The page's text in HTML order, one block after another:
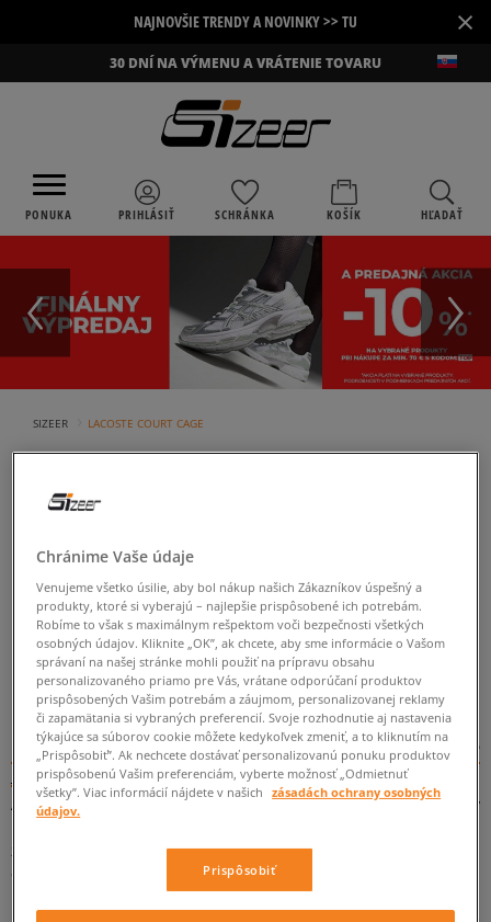
NAJNOVŠIE TRENDY A NOVINKY >> TU ×
30 DNÍ NA VÝMENU A VRÁTENIE TOVARU
PONUKA PRIHLÁSIŤ SCHRÁNKA KOŠÍK HĽADAŤ
SIZEER LACOSTE COURT CAGE
SKÚSTE POUŽIŤ MENŠÍ POČET FILTROV
(ODSTRÁŇTE MENEJ DÔLEŽITÉ).
SPÄŤ
Rafinovaný look nielen na sviatočné príležitosti? Spoznajte
jednu z najnovších ponúk od značky Lacoste
Ak ste už niekedy počuli prehlásenie "Oblečieš si už niekedy
zamysleli, uvedomili ste si, že vo vašom šatníku naozaj chýbajú
elegantnejšie tenisky, je dosť možné, že dnes sa to zmení. S
myšlienkou na všetkých mužov, ktorí hľadajú obuv spájajúcu
Chránime Vaše údaje
Venujeme všetko úsilie, aby bol nákup našich Zákazníkov úspešný a
produkty, ktoré si vyberajú – najlepšie prispôsobené ich potrebám.
Robíme to však s maximálnym rešpektom voči bezpečnosti všetkých
osobných údajov. Kliknite „OK”, ak chcete, aby sme informácie o Vašom
správaní na našej stránke mohli použiť na prípravu obsahu
personalizovaného priamo pre Vás, vrátane odporúčaní produktov
prispôsobených Vašim potrebám a záujmom, personalizovanej reklamy
či zapamätania si vybraných preferencií. Svoje rozhodnutie aj nastavenia
týkajúce sa súborov cookie môžete kedykoľvek zmeniť, a to kliknutím na
„Prispôsobiť”. Ak nechcete dostávať personalizovanú ponuku produktov
prispôsobenú Vašim preferenciám, vyberte možnosť „Odmietnuť
všetky”. Viac informácií nájdete v našich
zásadách ochrany osobných
údajov.
Prispôsobiť